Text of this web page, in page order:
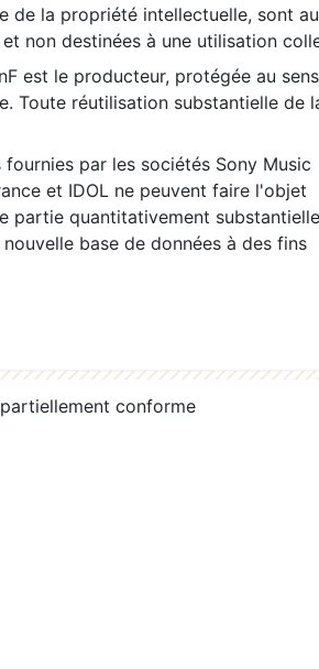
de la propriété intellectuelle, sont
non destinées à une utilisation
est le producteur, protégée au
Toute réutilisation substantielle de
par les sociétés Sony Music
et IDOL ne peuvent faire l'objet
partie quantitativement
base de données à des fins
conforme